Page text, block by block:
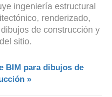
ingeniería estructural
renderizado,
de construcción y
sitio.
BIM para dibujos de
»